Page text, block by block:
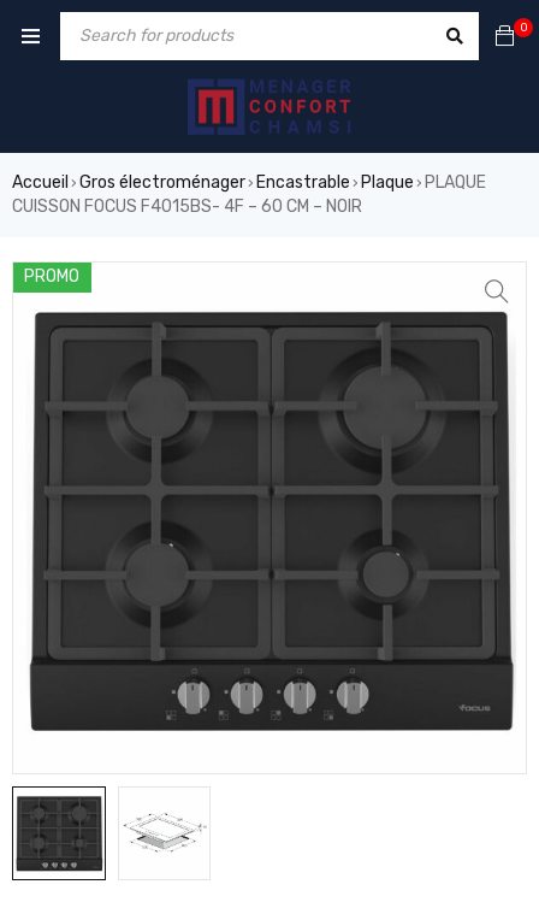
0
Accueil › Gros électroménager› Encastrable › Plaque › PLAQUE
CUISSON FOCUS F4015BS- 4F – 60 CM – NOIR
PROMO